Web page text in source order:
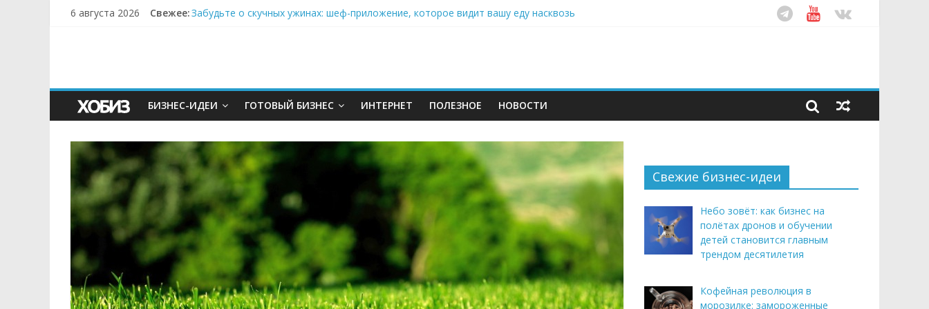
6 августа 2026 Свежее:Забудьте о скучных ужинах: шеф-приложение, которое видит вашу еду насквозь
БИЗНЕС-ИДЕИ ГОТОВЫЙ БИЗНЕС ИНТЕРНЕТ ПОЛЕЗНОЕ НОВОСТИ
Свежие бизнес-идеи
Небо зовёт: как бизнес на
полётах дронов и обучении
детей становится главным
трендом десятилетия
Кофейная революция в
морозилке: замороженные